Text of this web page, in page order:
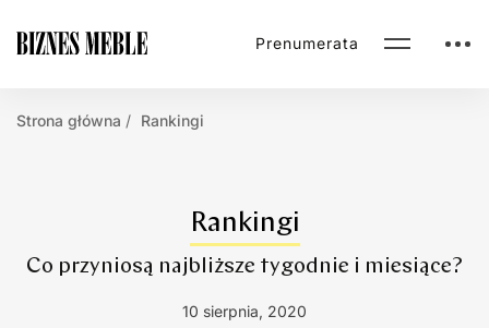
Prenumerata
Strona główna Rankingi
Rankingi
Co przyniosą najbliższe tygodnie i miesiące?
10 sierpnia, 2020